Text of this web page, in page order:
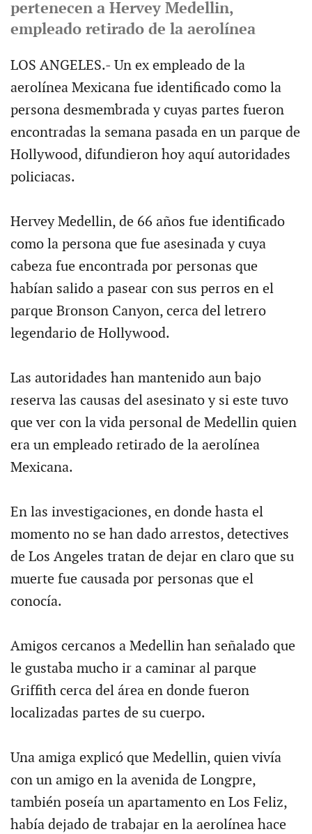
pertenecen a Hervey Medellin,
empleado retirado de la aerolínea
LOS ANGELES.- Un ex empleado de la
aerolínea Mexicana fue identificado como la
persona desmembrada y cuyas partes fueron
encontradas la semana pasada en un parque de
Hollywood, difundieron hoy aquí autoridades
policiacas.
Hervey Medellin, de 66 años fue identificado
como la persona que fue asesinada y cuya
cabeza fue encontrada por personas que
habían salido a pasear con sus perros en el
parque Bronson Canyon, cerca del letrero
legendario de Hollywood.
Las autoridades han mantenido aun bajo
reserva las causas del asesinato y si este tuvo
que ver con la vida personal de Medellin quien
era un empleado retirado de la aerolínea
Mexicana.
En las investigaciones, en donde hasta el
momento no se han dado arrestos, detectives
de Los Angeles tratan de dejar en claro que su
muerte fue causada por personas que el
conocía.
Amigos cercanos a Medellin han señalado que
le gustaba mucho ir a caminar al parque
Griffith cerca del área en donde fueron
localizadas partes de su cuerpo.
Una amiga explicó que Medellin, quien vivía
con un amigo en la avenida de Longpre,
también poseía un apartamento en Los Feliz,
había dejado de trabajar en la aerolínea hace